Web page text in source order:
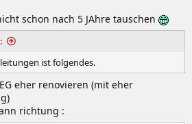
schon nach 5 JAhre tauschen
ist folgendes.
eher renovieren (mit eher
richtung :